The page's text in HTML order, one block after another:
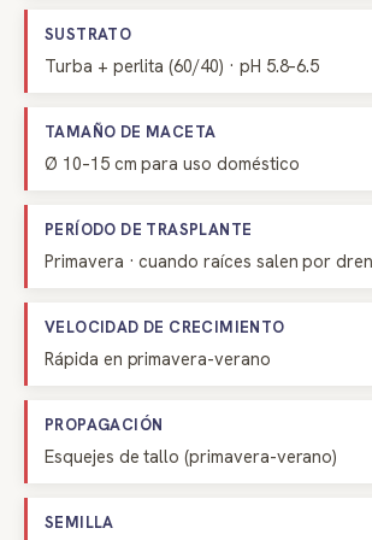
SUSTRATO
Turba + perlita (60/40) · pH 5.8–6.5
TAMAÑO DE MACETA
Ø 10–15 cm para uso doméstico
PERÍODO DE TRASPLANTE
Primavera · cuando raíces salen por
VELOCIDAD DE CRECIMIENTO
Rápida en primavera-verano
PROPAGACIÓN
Esquejes de tallo (primavera-verano)
SEMILLA